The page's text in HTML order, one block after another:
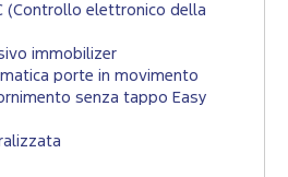
(Controllo elettronico della
immobilizer
porte in movimento
senza tappo Easy